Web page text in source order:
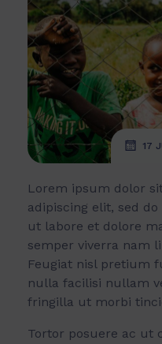
17
Lorem ipsum dolor
adipiscing elit, sed
ut labore et dolore
semper viverra nam
Feugiat nisl pretium
nulla facilisi nullam
fringilla ut morbi
Tortor posuere ac ut